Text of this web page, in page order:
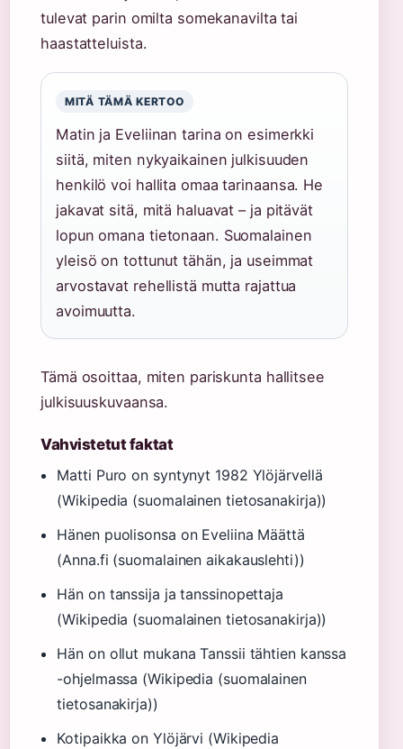
tulevat parin omilta somekanavilta tai
haastatteluista.
MITÄ TÄMÄ KERTOO
Matin ja Eveliinan tarina on esimerkki
siitä, miten nykyaikainen julkisuuden
henkilö voi hallita omaa tarinaansa. He
jakavat sitä, mitä haluavat – ja pitävät
lopun omana tietonaan. Suomalainen
yleisö on tottunut tähän, ja useimmat
arvostavat rehellistä mutta rajattua
avoimuutta.
Tämä osoittaa, miten pariskunta hallitsee
julkisuuskuvaansa.
Vahvistetut faktat
Matti Puro on syntynyt 1982 Ylöjärvellä
(Wikipedia (suomalainen tietosanakirja))
Hänen puolisonsa on Eveliina Määttä
(Anna.fi (suomalainen aikakauslehti))
Hän on tanssija ja tanssinopettaja
(Wikipedia (suomalainen tietosanakirja))
Hän on ollut mukana Tanssii tähtien kanssa
-ohjelmassa (Wikipedia (suomalainen
tietosanakirja))
Kotipaikka on Ylöjärvi (Wikipedia